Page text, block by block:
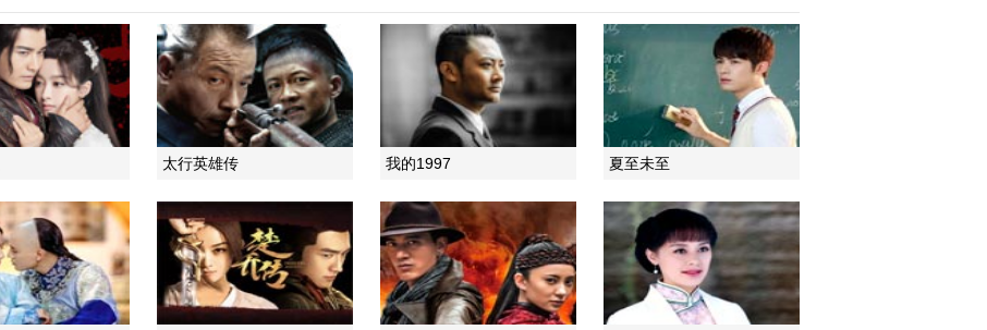
2014-03-18 20:57:19
《江南四大才子》 第34
集 精彩看点
2014-03-18 21:27:05
《江南四大才子》 第35
集 精彩看点
2014-03-18 22:03:14
《江南四大才子》 第36
太行英雄传 我的1997 夏至未至